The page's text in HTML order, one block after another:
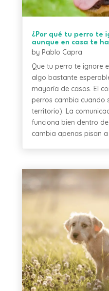
¿Por qué tu perro te
aunque en casa te
by Pablo Capra
Que tu perro te ignore
algo bastante
mayoría de casos. El
perros cambia cuando
territorio). La
funciona bien dentro
cambia apenas pisan